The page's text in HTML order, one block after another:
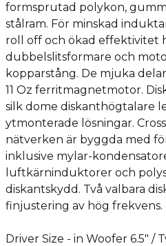
formsprutad polykon,
stålram. För minskad
roll off och ökad effektivitet
dubbelslitsformare och
kopparstång. De mjuka
11 Oz ferritmagnetmotor.
silk dome diskanthögtalare
ytmonterade lösningar.
nätverken är byggda med
inklusive mylar-
luftkärninduktorer och
diskantskydd. Två valbara
finjustering av hög frekvens.
Driver Size - in Woofer 6.5″ /